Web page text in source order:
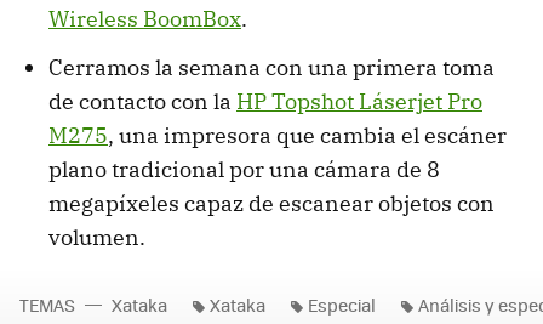
Wireless BoomBox.
Cerramos la semana con una primera toma
de contacto con la HP Topshot Láserjet Pro
M275, una impresora que cambia el escáner
plano tradicional por una cámara de 8
megapíxeles capaz de escanear objetos con
volumen.
TEMAS Xataka Xataka Especial Análisis y